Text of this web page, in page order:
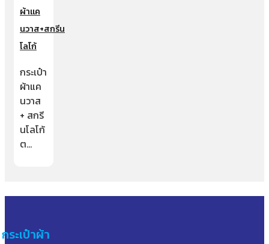
ผ้าแค
นวาส+สกรีน
โลโก้
กระเป๋า
ผ้าแค
นวาส
+ สกรี
นโลโก้
ต…
กระเป๋าผ้า